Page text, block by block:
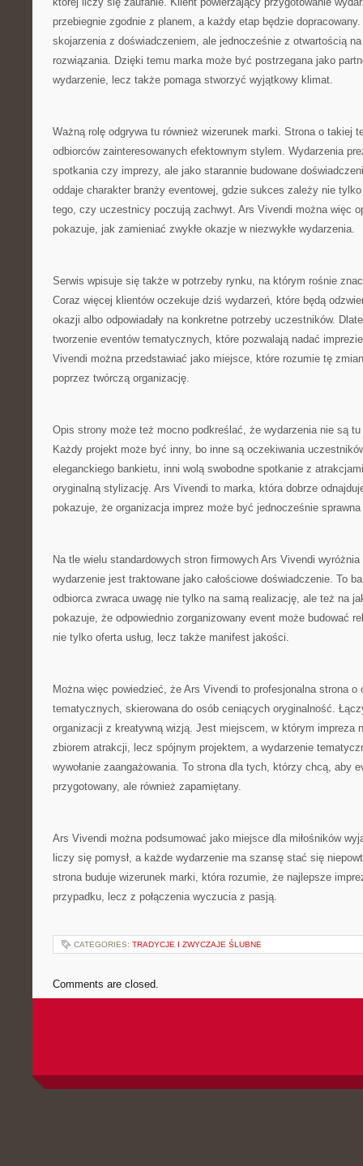
przebiegnie zgodnie z planem, a każdy etap będzie
skojarzenia z doświadczeniem, ale jednocześnie z otwartością
rozwiązania. Dzięki temu marka może być postrzegana jako
wydarzenie, lecz także pomaga stworzyć wyjątkowy klimat.
Ważną rolę odgrywa tu również wizerunek marki. Strona o takiej
odbiorców zainteresowanych efektownym stylem. Wydarzenia
spotkania czy imprezy, ale jako starannie budowane
oddaje charakter branży eventowej, gdzie sukces zależy nie
tego, czy uczestnicy poczują zachwyt. Ars Vivendi można więc
pokazuje, jak zamieniać zwykłe okazje w niezwykłe wydarzenia.
Serwis wpisuje się także w potrzeby rynku, na którym rośnie
Coraz więcej klientów oczekuje dziś wydarzeń, które będą
okazji albo odpowiadały na konkretne potrzeby uczestników.
tworzenie eventów tematycznych, które pozwalają nadać
Vivendi można przedstawiać jako miejsce, które rozumie tę
poprzez twórczą organizację.
Opis strony może też mocno podkreślać, że wydarzenia nie są
Każdy projekt może być inny, bo inne są oczekiwania
eleganckiego bankietu, inni wolą swobodne spotkanie z
oryginalną stylizację. Ars Vivendi to marka, która dobrze
pokazuje, że organizacja imprez może być jednocześnie
Na tle wielu standardowych stron firmowych Ars Vivendi
wydarzenie jest traktowane jako całościowe doświadczenie. To
odbiorca zwraca uwagę nie tylko na samą realizację, ale też na
pokazuje, że odpowiednio zorganizowany event może budować
nie tylko oferta usług, lecz także manifest jakości.
Można więc powiedzieć, że Ars Vivendi to profesjonalna strona o
tematycznych, skierowana do osób ceniących oryginalność.
organizacji z kreatywną wizją. Jest miejscem, w którym impreza
zbiorem atrakcji, lecz spójnym projektem, a wydarzenie
wywołanie zaangażowania. To strona dla tych, którzy chcą, aby
przygotowany, ale również zapamiętany.
Ars Vivendi można podsumować jako miejsce dla miłośników
liczy się pomysł, a każde wydarzenie ma szansę stać się
strona buduje wizerunek marki, która rozumie, że najlepsze
przypadku, lecz z połączenia wyczucia z pasją.
CATEGORIES: TRADYCJE I ZWYCZAJE ŚLUBNE
Comments are closed.